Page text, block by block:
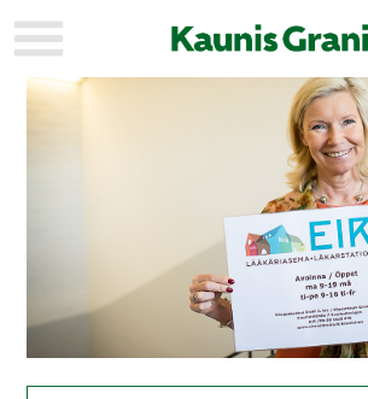
AKTUELLT
KULTUR
HISTORIA
YLEINEN
ALLMÄN
MAINOSTAJILLE
FÖR
ANNONSÖRER